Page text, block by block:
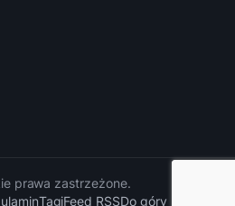
prawa zastrzeżone.
TagiFeed RSSDo góry ↑